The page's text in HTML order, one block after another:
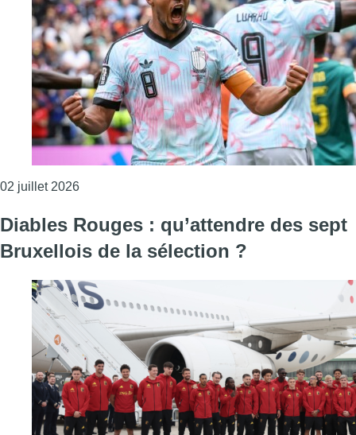
02 juillet 2026Consulter l'article "Le Bruxellois Youri
Diables Rouges : qu’attendre des sept
Bruxellois de la sélection ?